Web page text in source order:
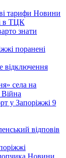
тарифи Новини
в ТЦК
знати
поранені
відключення
села на
Війна
у Запоріжжі 9
відповів
Новини